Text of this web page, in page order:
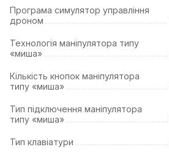
Програма симулятор управління
дроном
Технологія маніпулятора типу
«миша»
Кількість кнопок маніпулятора
типу «миша»
Тип підключення маніпулятора
типу «миша»
Тип клавіатури